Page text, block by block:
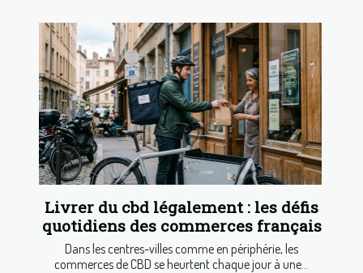
Livrer du cbd légalement : les défis
quotidiens des commerces français
Dans les centres-villes comme en périphérie, les
commerces de CBD se heurtent chaque jour à une...